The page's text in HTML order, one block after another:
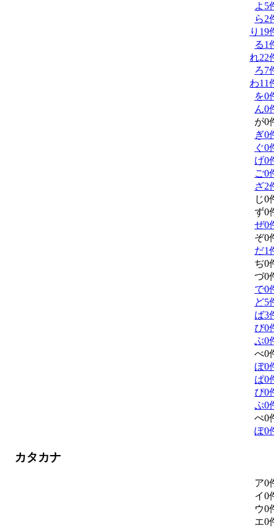
よ 5
ら2
り 19
る1
れ22
ろ7
わ11
を0
ん0
が0
ぎ0
ぐ0
げ0
ご0
ざ2
じ0
ず0
ぜ0
ぞ0
だ1
ぢ0
づ0
で0
ど5
ば3
び0
ぶ0
べ0
ぼ0
ぱ0
ぴ0
ぷ0
ぺ0
ぽ0
カタカナ
ア0
イ0
ウ0
エ0